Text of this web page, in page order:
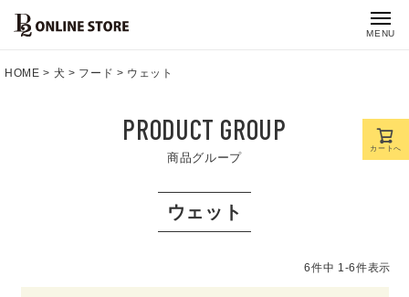
MENU
HOME 犬 フード ウェット
PRODUCT GROUP
商品グループ
ウェット
6件中 1-6件表示
カートへ